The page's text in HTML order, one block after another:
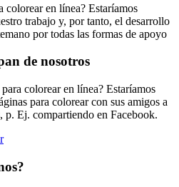
colorear en línea? Estaríamos
trabajo y, por tanto, el desarrollo
por todas las formas de apoyo
de nosotros
colorear en línea? Estaríamos
para colorear con sus amigos a
p. Ej. compartiendo en Facebook.